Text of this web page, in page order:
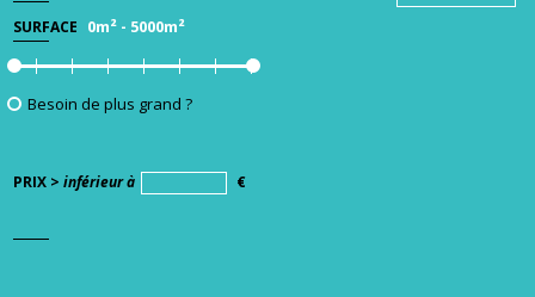
SURFACE 0m² - 5000m²
Besoin de plus grand ?
PRIX > inférieur à €